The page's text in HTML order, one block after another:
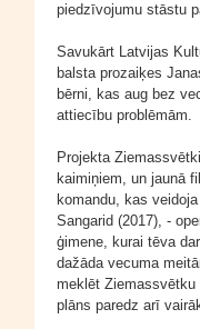
piedzīvojumu stāstu
Savukārt Latvijas
balsta prozaiķes
bērni, kas aug bez
attiecību problēmām.
Projekta
kaimiņiem, un jaunā
komandu, kas
Sangarid (2017), -
ģimene, kurai tēva
dažāda vecuma
meklēt
plāns paredz arī